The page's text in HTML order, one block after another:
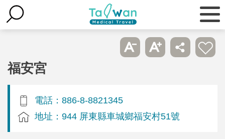
福安宮
電話：886-8-8821345
地址：944 屏東縣車城鄉福安村51號